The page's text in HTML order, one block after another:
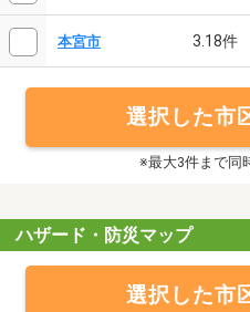
本宮市 3.18件
選択した市
※最大3件まで同
ハザード・防災マップ
選択した市